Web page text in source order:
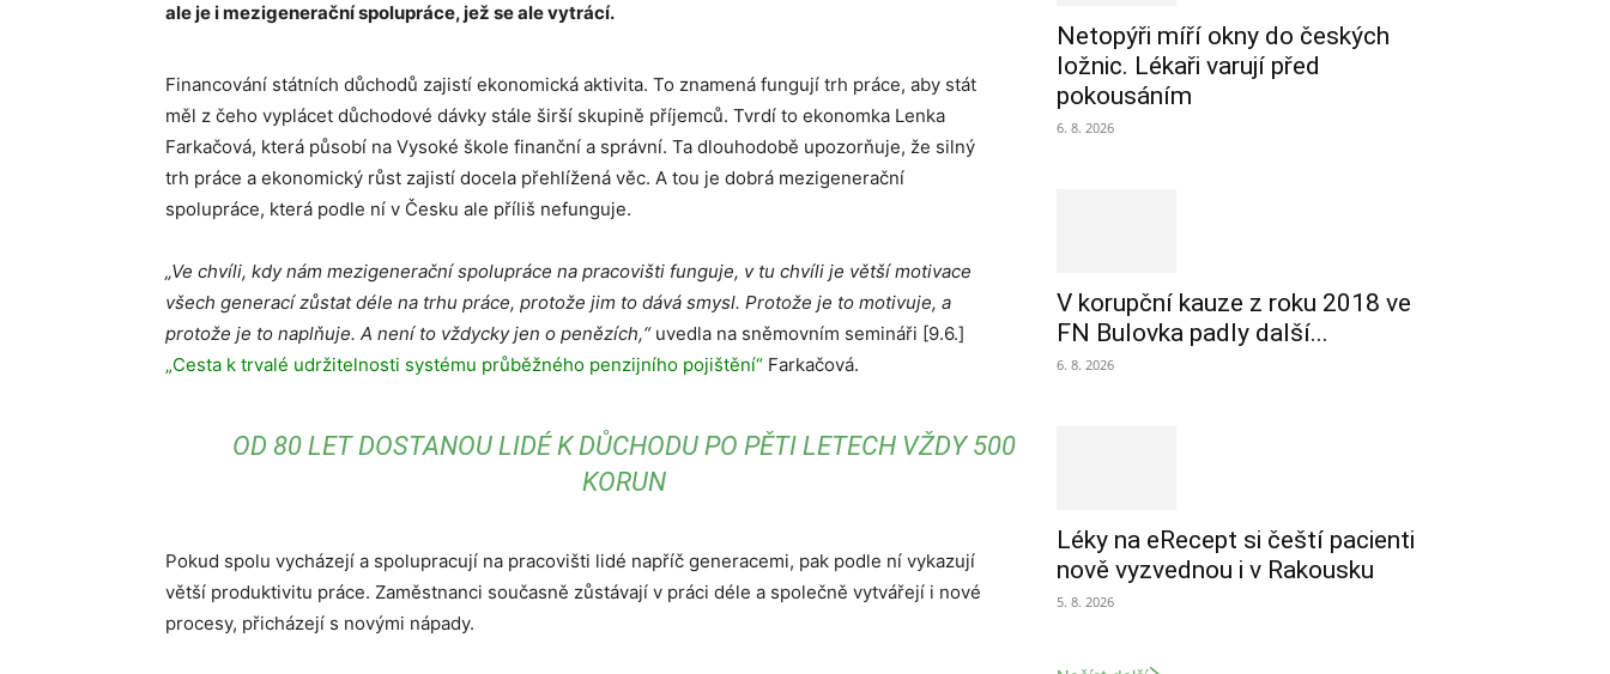
ale je i mezigenerační spolupráce, jež se ale vytrácí.
Financování státních důchodů zajistí ekonomická aktivita. To znamená fungují trh práce, aby stát
měl z čeho vyplácet důchodové dávky stále širší skupině příjemců. Tvrdí to ekonomka Lenka
Farkačová, která působí na Vysoké škole finanční a správní. Ta dlouhodobě upozorňuje, že silný
trh práce a ekonomický růst zajistí docela přehlížená věc. A tou je dobrá mezigenerační
spolupráce, která podle ní v Česku ale příliš nefunguje.
„Ve chvíli, kdy nám mezigenerační spolupráce na pracovišti funguje, v tu chvíli je větší motivace
všech generací zůstat déle na trhu práce, protože jim to dává smysl. Protože je to motivuje, a
protože je to naplňuje. A není to vždycky jen o penězích,“ uvedla na sněmovním semináři [9.6.]
„Cesta k trvalé udržitelnosti systému průběžného penzijního pojištění“ Farkačová.
OD 80 LET DOSTANOU LIDÉ K DŮCHODU PO PĚTI LETECH VŽDY 500
KORUN
Pokud spolu vycházejí a spolupracují na pracovišti lidé napříč generacemi, pak podle ní vykazují
větší produktivitu práce. Zaměstnanci současně zůstávají v práci déle a společně vytvářejí i nové
procesy, přicházejí s novými nápady.
Netopýři míří okny do českých
ložnic. Lékaři varují před
pokousáním
6. 8. 2026
V korupční kauze z roku 2018 ve
FN Bulovka padly další...
6. 8. 2026
Léky na eRecept si čeští pacienti
nově vyzvednou i v Rakousku
5. 8. 2026